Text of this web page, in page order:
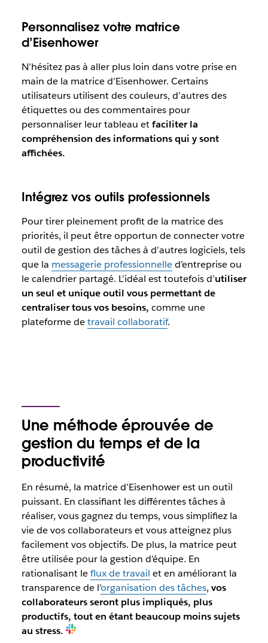
Personnalisez votre matrice
d’Eisenhower
N’hésitez pas à aller plus loin dans votre prise en
main de la matrice d’Eisenhower. Certains
utilisateurs utilisent des couleurs, d’autres des
étiquettes ou des commentaires pour
personnaliser leur tableau etfaciliter la
compréhension des informations qui y sont
affichées.
Intégrez vos outils professionnels
Pour tirer pleinement profit de la matrice des
priorités, il peut être opportun de connecter votre
outil de gestion des tâches à d’autres logiciels, tels
que la messagerie professionnelled’entreprise ou
le calendrier partagé. L’idéal est toutefois d’utiliser
un seul et unique outil vous permettant de
centraliser tous vos besoins, comme une
plateforme detravail collaboratif.
Une méthode éprouvée de
gestion du temps et de la
productivité
En résumé, la matrice d’Eisenhower est un outil
puissant. En classifiant les différentes tâches à
réaliser, vous gagnez du temps, vous simplifiez la
vie de vos collaborateurs et vous atteignez plus
facilement vos objectifs. De plus, la matrice peut
être utilisée pour la gestion d’équipe. En
rationalisant leflux de travail et en améliorant la
transparence de l’organisation des tâches, vos
collaborateurs seront plus impliqués, plus
productifs, tout en étant beaucoup moins sujets
au stress.